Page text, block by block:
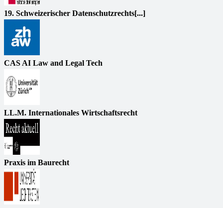
19. Schweizerischer Datenschutzrechts[...]
CAS AI Law and Legal Tech
LL.M. Internationales Wirtschaftsrecht
Praxis im Baurecht